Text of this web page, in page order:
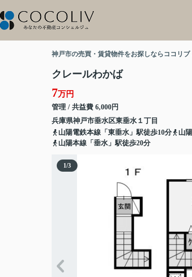
神戸市の売買・賃貸物件をお探しならココリブ
クレールわかば
7万円
管理 / 共益費 6,000円
兵庫県神戸市垂水区東垂水 １丁目
山陽電鉄本線「東垂水」駅徒歩10分
山
山陽本線「垂水」駅徒歩20分
1/3